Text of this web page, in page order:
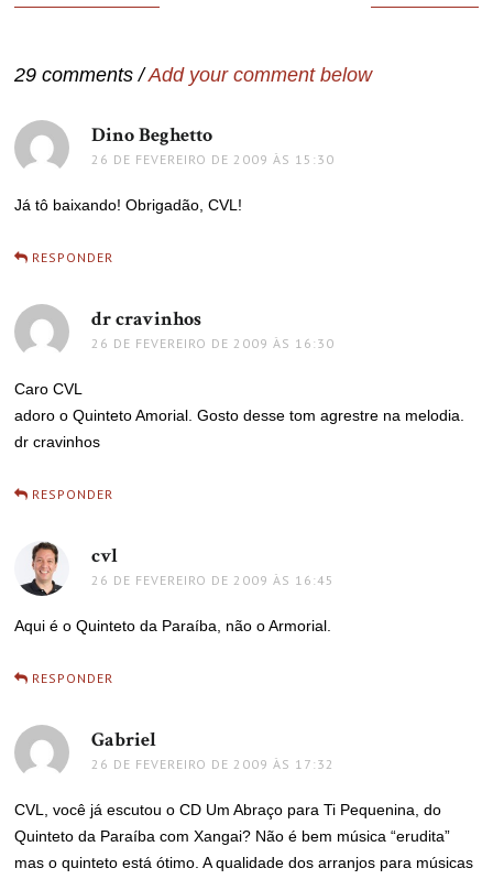
de
29 comments /Add your comment below
Dino Beghetto
26 DE FEVEREIRO DE 2009 ÀS 15:30
Já tô baixando! Obrigadão, CVL!
RESPONDER
dr cravinhos
26 DE FEVEREIRO DE 2009 ÀS 16:30
Caro CVL
adoro o Quinteto Amorial. Gosto desse tom agrestre na melodia.
dr cravinhos
RESPONDER
cvl
26 DE FEVEREIRO DE 2009 ÀS 16:45
Aqui é o Quinteto da Paraíba, não o Armorial.
RESPONDER
Gabriel
26 DE FEVEREIRO DE 2009 ÀS 17:32
CVL, você já escutou o CD Um Abraço para Ti Pequenina, do
Quinteto da Paraíba com Xangai? Não é bem música “erudita”
mas o quinteto está ótimo. A qualidade dos arranjos para músicas